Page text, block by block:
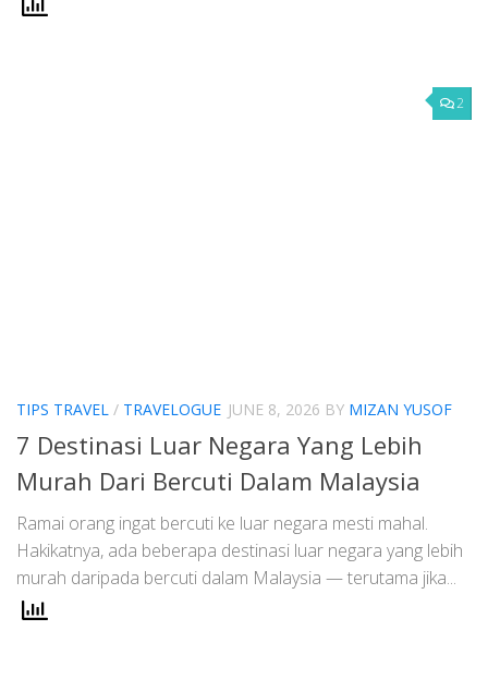
2
TIPS TRAVEL / TRAVELOGUE JUNE 8, 2026 BY MIZAN YUSOF
7 Destinasi Luar Negara Yang Lebih
Murah Dari Bercuti Dalam Malaysia
Ramai orang ingat bercuti ke luar negara mesti mahal.
Hakikatnya, ada beberapa destinasi luar negara yang lebih
murah daripada bercuti dalam Malaysia — terutama jika...